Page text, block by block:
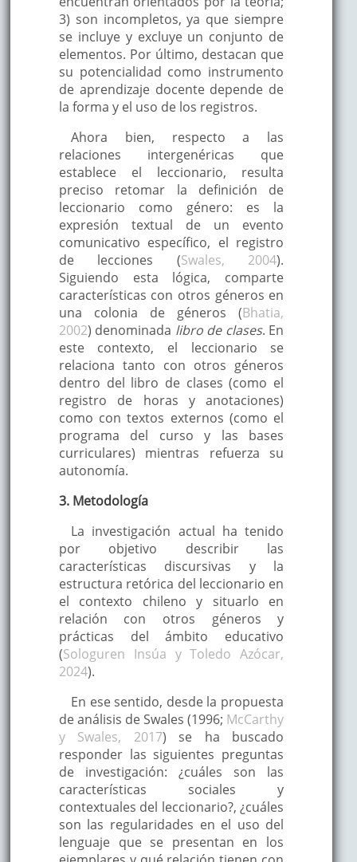
3) son incompletos, ya que siempre
se incluye y excluye un conjunto de
elementos. Por último, destacan que
su potencialidad como instrumento
de aprendizaje docente depende de
la forma y el uso de los registros.
Ahora bien, respecto a las
relaciones intergenéricas que
establece el leccionario, resulta
preciso retomar la definición de
leccionario como género: es la
expresión textual de un evento
comunicativo específico, el registro
de lecciones (Swales, 2004).
Siguiendo esta lógica, comparte
características con otros géneros en
una colonia de géneros (Bhatia,
2002) denominada libro de clases. En
este contexto, el leccionario se
relaciona tanto con otros géneros
dentro del libro de clases (como el
registro de horas y anotaciones)
como con textos externos (como el
programa del curso y las bases
curriculares) mientras refuerza su
autonomía.
3. Metodología
La investigación actual ha tenido
por objetivo describir las
características discursivas y la
estructura retórica del leccionario en
el contexto chileno y situarlo en
relación con otros géneros y
prácticas del ámbito educativo
(Sologuren Insúa y Toledo Azócar,
2024).
En ese sentido, desde la propuesta
de análisis de Swales (1996; McCarthy
y Swales, 2017) se ha buscado
responder las siguientes preguntas
de investigación: ¿cuáles son las
características sociales y
contextuales del leccionario?, ¿cuáles
son las regularidades en el uso del
lenguaje que se presentan en los